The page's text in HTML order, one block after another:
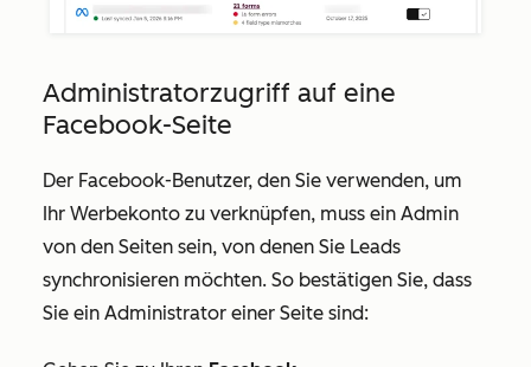
Administratorzugriff auf eine
Facebook-Seite
Der Facebook-Benutzer, den Sie verwenden, um
Ihr Werbekonto zu verknüpfen, muss ein Admin
von den Seiten sein, von denen Sie Leads
synchronisieren möchten. So bestätigen Sie, dass
Sie ein Administrator einer Seite sind: